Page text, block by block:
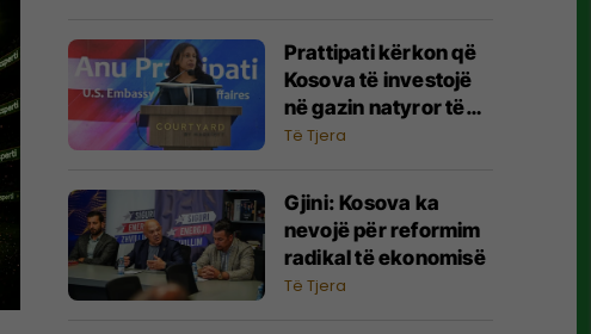
Prattipati kërkon që
Kosova të investojë
në gazin natyror të
SHBA-së
Të Tjera
Gjini: Kosova ka
nevojë për reformim
radikal të ekonomisë
Të Tjera